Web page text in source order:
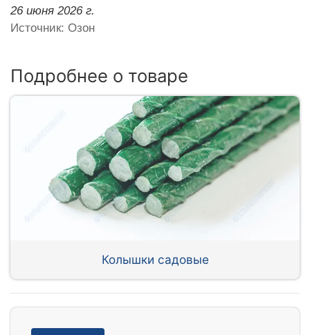
26 июня 2026 г.
Источник: Озон
Подробнее о товаре
Колышки садовые